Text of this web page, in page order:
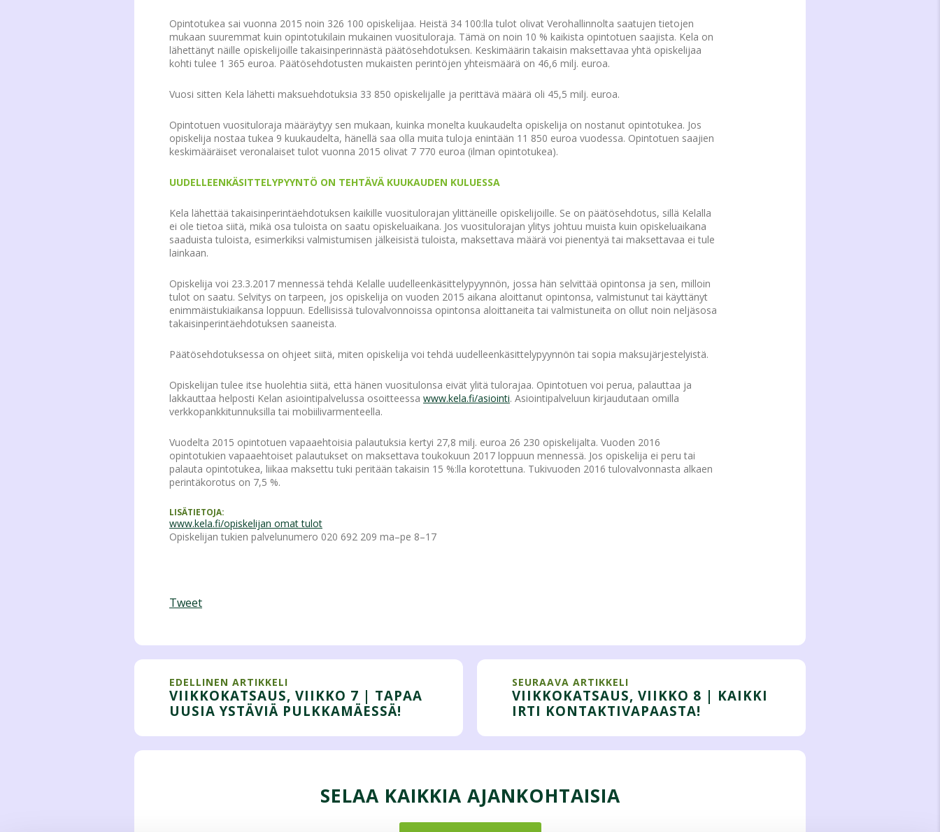
Opintotukea sai vuonna 2015 noin 326 100 opiskelijaa. Heistä 34 100:lla tulot olivat Verohallinnolta saatujen tietojen
mukaan suuremmat kuin opintotukilain mukainen vuosituloraja. Tämä on noin 10 % kaikista opintotuen saajista. Kela on
lähettänyt näille opiskelijoille takaisinperinnästä päätösehdotuksen. Keskimäärin takaisin maksettavaa yhtä opiskelijaa
kohti tulee 1 365 euroa. Päätösehdotusten mukaisten perintöjen yhteismäärä on 46,6 milj. euroa.
Vuosi sitten Kela lähetti maksuehdotuksia 33 850 opiskelijalle ja perittävä määrä oli 45,5 milj. euroa.
Opintotuen vuosituloraja määräytyy sen mukaan, kuinka monelta kuukaudelta opiskelija on nostanut opintotukea. Jos
opiskelija nostaa tukea 9 kuukaudelta, hänellä saa olla muita tuloja enintään 11 850 euroa vuodessa. Opintotuen saajien
keskimääräiset veronalaiset tulot vuonna 2015 olivat 7 770 euroa (ilman opintotukea).
UUDELLEENKÄSITTELYPYYNTÖ ON TEHTÄVÄ KUUKAUDEN KULUESSA
Kela lähettää takaisinperintäehdotuksen kaikille vuositulorajan ylittäneille opiskelijoille. Se on päätösehdotus, sillä Kelalla
ei ole tietoa siitä, mikä osa tuloista on saatu opiskeluaikana. Jos vuositulorajan ylitys johtuu muista kuin opiskeluaikana
saaduista tuloista, esimerkiksi valmistumisen jälkeisistä tuloista, maksettava määrä voi pienentyä tai maksettavaa ei tule
lainkaan.
Opiskelija voi 23.3.2017 mennessä tehdä Kelalle uudelleenkäsittelypyynnön, jossa hän selvittää opintonsa ja sen, milloin
tulot on saatu. Selvitys on tarpeen, jos opiskelija on vuoden 2015 aikana aloittanut opintonsa, valmistunut tai käyttänyt
enimmäistukiaikansa loppuun. Edellisissä tulovalvonnoissa opintonsa aloittaneita tai valmistuneita on ollut noin neljäsosa
takaisinperintäehdotuksen saaneista.
Päätösehdotuksessa on ohjeet siitä, miten opiskelija voi tehdä uudelleenkäsittelypyynnön tai sopia maksujärjestelyistä.
Opiskelijan tulee itse huolehtia siitä, että hänen vuositulonsa eivät ylitä tulorajaa. Opintotuen voi perua, palauttaa ja
lakkauttaa helposti Kelan asiointipalvelussa osoitteessa www.kela.fi/asiointi. Asiointipalveluun kirjaudutaan omilla
verkkopankkitunnuksilla tai mobiilivarmenteella.
Vuodelta 2015 opintotuen vapaaehtoisia palautuksia kertyi 27,8 milj. euroa 26 230 opiskelijalta. Vuoden 2016
opintotukien vapaaehtoiset palautukset on maksettava toukokuun 2017 loppuun mennessä. Jos opiskelija ei peru tai
palauta opintotukea, liikaa maksettu tuki peritään takaisin 15 %:lla korotettuna. Tukivuoden 2016 tulovalvonnasta alkaen
perintäkorotus on 7,5 %.
LISÄTIETOJA:
www.kela.fi/opiskelijan omat tulot
Opiskelijan tukien palvelunumero 020 692 209 ma–pe 8–17
Tweet
EDELLINEN ARTIKKELI
VIIKKOKATSAUS, VIIKKO 7 | TAPAA
UUSIA YSTÄVIÄ PULKKAMÄESSÄ!
SEURAAVA ARTIKKELI
VIIKKOKATSAUS, VIIKKO 8 | KAIKKI
IRTI KONTAKTIVAPAASTA!
SELAA KAIKKIA AJANKOHTAISIA